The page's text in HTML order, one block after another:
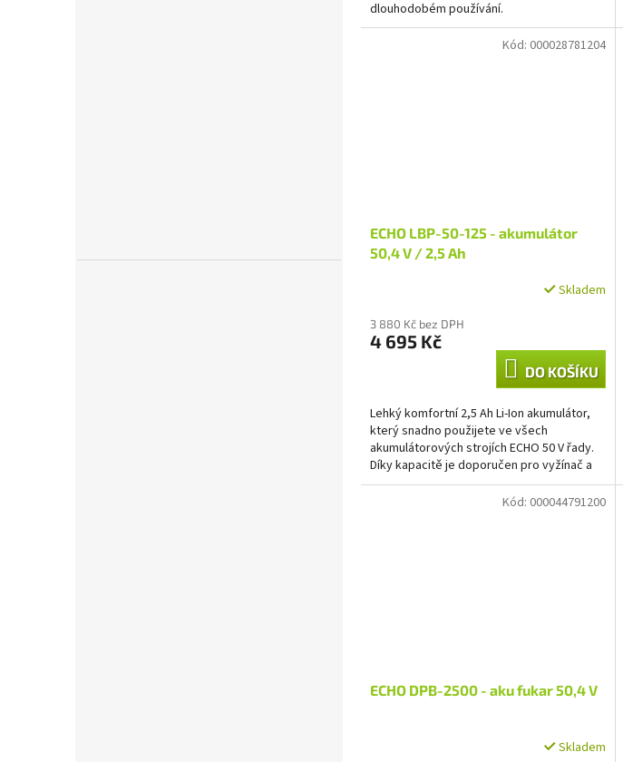
dlouhodobém používání.
ECHO LBP-50-125 - akumulátor
50,4 V / 2,5 Ah
Skladem
3 880 Kč bez DPH
4 695 Kč
DO KOŠÍKU
Lehký komfortní 2,5 Ah Li-Ion akumulátor,
který snadno použijete ve všech
akumulátorových strojích ECHO 50 V řady.
Díky kapacitě je doporučen pro vyžínač a
plotostřih.
Kód: 000028781204
ECHO DPB-2500 - aku fukar 50,4 V
Skladem
Kód: 000044791200